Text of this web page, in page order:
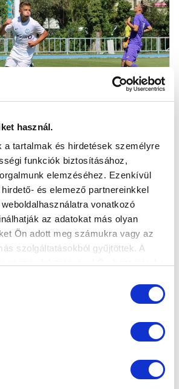
használ.
a tartalmak és hirdetések személyre
funkciók biztosításához,
elemzéséhez. Ezenkívül
és elemező partnereinkkel
vonatkozó
az adatokat más olyan
Ön adott meg számukra vagy az
szolgáltatásokból gyűjtöttek. A
ERŐSÍTETT AZ U17
BEMUTATÁS
- játékosok érkeztek két
edzőiket kértük meg, hogy